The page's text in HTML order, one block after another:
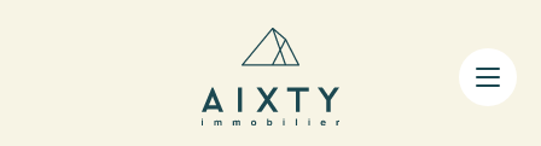
ACHETER